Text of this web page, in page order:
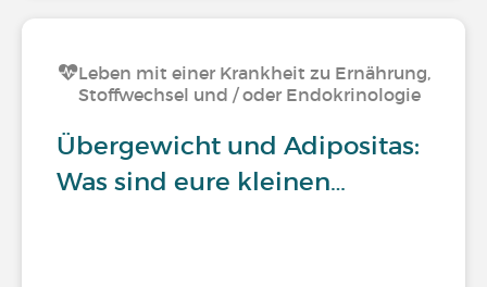
Leben mit einer Krankheit zu Ernährung,
Stoffwechsel und / oder Endokrinologie
Übergewicht und Adipositas:
Was sind eure kleinen…